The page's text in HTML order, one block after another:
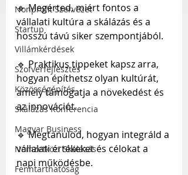
Nonprofit Szervezet
Startup
Villámkérdések
Szofverfejlesztés
Közösségépítés
Skálázás Konferencia
Magyar Business
Nemzetközi Skálázás
Fenntarthatóság
🔹 Megérted, miért fontos a
vállalati kultúra a skálázás és a
hosszú távú siker szempontjából.
🔹 Praktikus tippeket kapsz arra,
hogyan építhetsz olyan kultúrát,
amely támogatja a növekedést és
az innovációt.
🔹 Megtanulod, hogyan integráld a
vállalati értékeket és célokat a
napi működésbe.